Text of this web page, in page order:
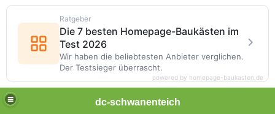
dc-schwanenteich
Ratgeber
Die 7 besten Homepage-Baukästen im
Test 2026
Wir haben die beliebtesten Anbieter verglichen.
Der Testsieger überrascht.
powered by homepage-baukasten.de